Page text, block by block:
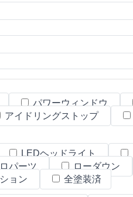
パワーウィンドウ
アイドリングストップ
LEDヘッドライト
パーツ ローダウン
ョン
全塗装済